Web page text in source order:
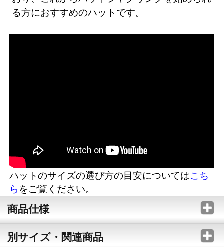
る方におすすめのハットです。
ハットのサイズの選び方の目安についてはこち
ら をご覧ください。
商品仕様
別サイズ・関連商品